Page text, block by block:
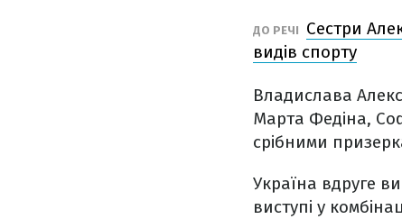
ДО РЕЧІ
Сестри
видів спорту
Владислава
Марта Федіна,
срібними
Україна вдруге
виступі у